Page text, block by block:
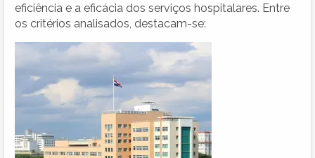
eficiência e a eficácia dos serviços hospitalares. Entre
os critérios analisados, destacam-se: